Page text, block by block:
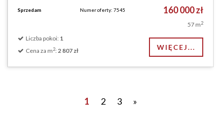
Sprzedam Numer oferty: 7545 160 000 zł
57 m2
Liczba pokoi: 1
Cena za m2:2 807 zł WIĘCEJ...
Posts navigation
1 2 3 »